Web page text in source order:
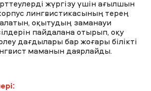
жүргізу үшін ағылшын
лингвистикасының терең
алатын, оқытудың заманауи
пайдалана отырып, оқу
дағдылары бар жоғары білікті
маманын даярлайды.